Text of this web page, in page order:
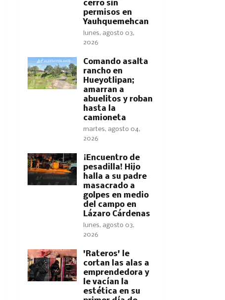
cerro sin
permisos en
Yauhquemehcan
lunes, agosto 03,
2026
Comando asalta
rancho en
Hueyotlipan;
amarran a
abuelitos y roban
hasta la
camioneta
martes, agosto 04,
2026
​¡Encuentro de
pesadilla! Hijo
halla a su padre
masacrado a
golpes en medio
del campo en
Lázaro Cárdenas
lunes, agosto 03,
2026
'Rateros' le
cortan las alas a
emprendedora y
le vacían la
estética en su